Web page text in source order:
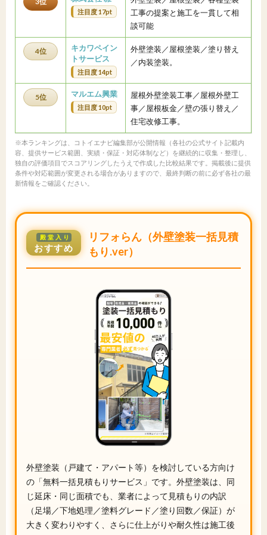
注目度 17pt
工事の提案と施工を一貫して相
談可能
4位
キカワペイン
トサービス
注目度 14pt
外壁塗装／屋根塗装／塗り替え
／内装塗装。
5位 マルエム興業
注目度 10pt
屋根外壁塗装工事／屋根外壁工
事／屋根板金／壁の張り替え／
住宅改修工事。
※本ランキングは、コトイエナビ編集部が公開情報（各社の公式サイト記載内
容、提供サービス範囲、実績・保証・対応体制など）を継続的に収集・整理し、
独自の評価項目でスコアリングしたうえで作成した比較結果です。掲載後に提供
条件や対応範囲が変更される場合がありますので、最終判断の前に必ず各社の最
新情報をご確認ください。
殿堂入り
おすすめ
リフォらん（外壁塗装一括見積
もり.ver）
外壁塗装（戸建て・アパート等）を検討している方向け
の「無料一括見積もりサービス」です。外壁塗装は、同
じ延床・同じ面積でも、業者によって見積もりの内訳
（足場／下地処理／塗料グレード／塗り回数／保証）が
大きく変わりやすく、さらに仕上がりや耐久性は施工後